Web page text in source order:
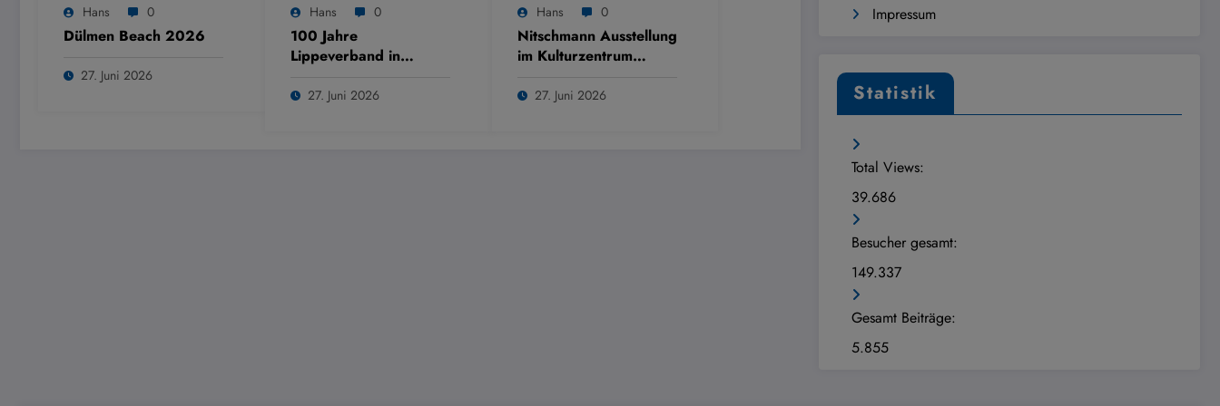
Hans 0
Dülmen Beach 2026
27. Juni 2026
Hans 0
100 Jahre
Lippeverband in
27. Juni 2026
Hans 0
Nitschmann Ausstellung
im Kulturzentrum
27. Juni 2026
Impressum
Statistik
Total Views:
39.686
Besucher gesamt:
149.337
Gesamt Beiträge:
5.855